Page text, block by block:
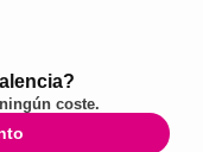
coste.